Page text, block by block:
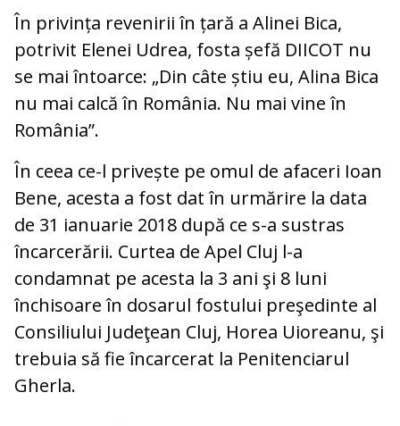
În privința revenirii în țară a Alinei Bica,
potrivit Elenei Udrea, fosta șefă DIICOT nu
se mai întoarce: „Din câte știu eu, Alina Bica
nu mai calcă în România. Nu mai vine în
România”.
În ceea ce-l privește pe omul de afaceri Ioan
Bene, acesta a fost dat în urmărire la data
de 31 ianuarie 2018 după ce s-a sustras
încarcerării. Curtea de Apel Cluj l-a
condamnat pe acesta la 3 ani şi 8 luni
închisoare în dosarul fostului preşedinte al
Consiliului Judeţean Cluj, Horea Uioreanu, şi
trebuia să fie încarcerat la Penitenciarul
Gherla.